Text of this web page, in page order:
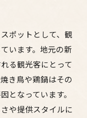
ポットとして、観
います。地元の新
る観光客にとって
き鳥や鶏鍋はその
となっています。
や提供スタイルに